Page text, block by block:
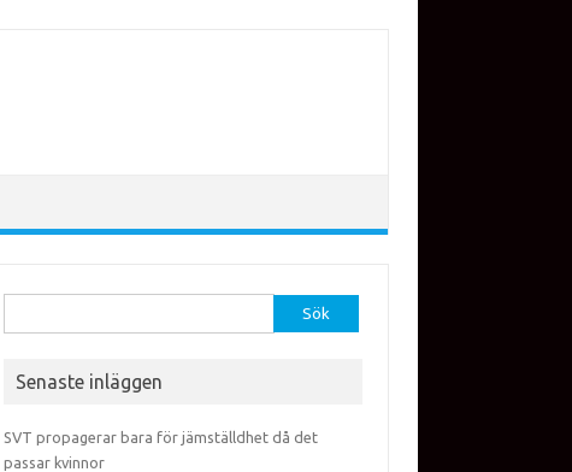
Senaste inläggen
SVT propagerar bara för jämställdhet då det
passar kvinnor